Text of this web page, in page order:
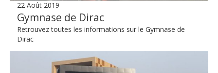
22 Août 2019
Gymnase de Dirac
Retrouvez toutes les informations sur le Gymnase de
Dirac